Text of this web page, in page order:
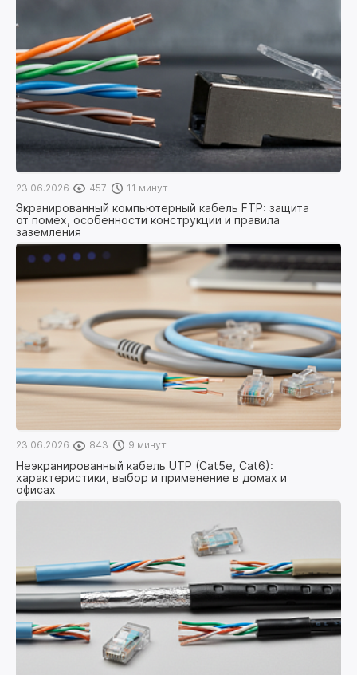
23.06.2026 457 11 минут
Экранированный компьютерный кабель FTP: защита
от помех, особенности конструкции и правила
заземления
23.06.2026 843 9 минут
Неэкранированный кабель UTP (Cat5e, Cat6):
характеристики, выбор и применение в домах и
офисах